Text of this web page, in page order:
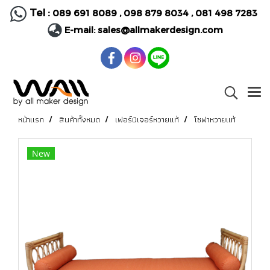
Tel : 089 691 8089, 098 879 8034 , 081 498 7283
E-mail:sales@allmakerdesign.com
หน้าแรก สินค้าทั้งหมด เฟอร์นิเจอร์หวายแท้ โซฟาหวายแท้
New